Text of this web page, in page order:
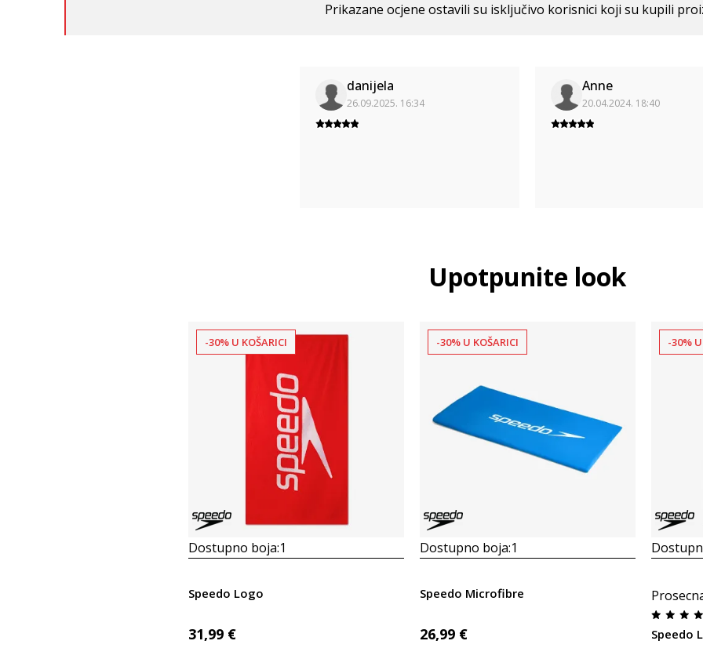
Prikazane ocjene ostavili su isključivo korisnici koji su kupili
danijela
26.09.2025. 16:34
Anne
20.04.2024. 18:40
Upotpunite look
-30% U KOŠARICI
Dostupno boja:1
Speedo Logo
31,99 €
-30% U KOŠARICI
Dostupno boja:1
Speedo Microfibre
26,99 €
-30%
Speedo